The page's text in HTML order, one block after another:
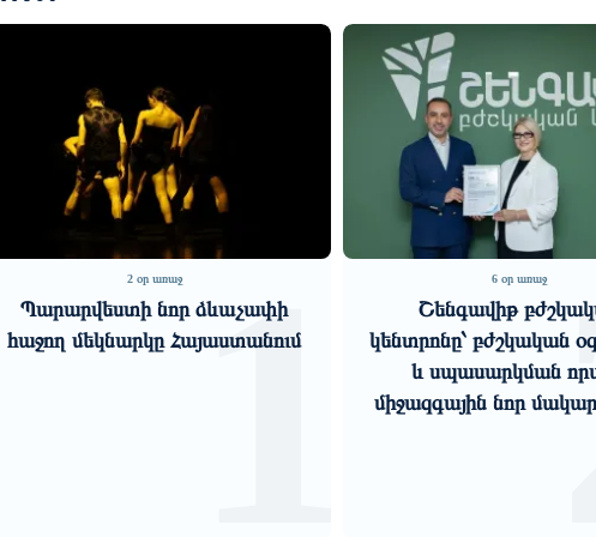
6 օր առաջ
Շենգավիթ բժշկական
կենտրոնը՝ բժշկական օգնության
2 6 օր առաջ
«Մերձավոր Արևելքի
խաղը․ նեղուցները
ճնշման գործիք»․
Զաքարյան